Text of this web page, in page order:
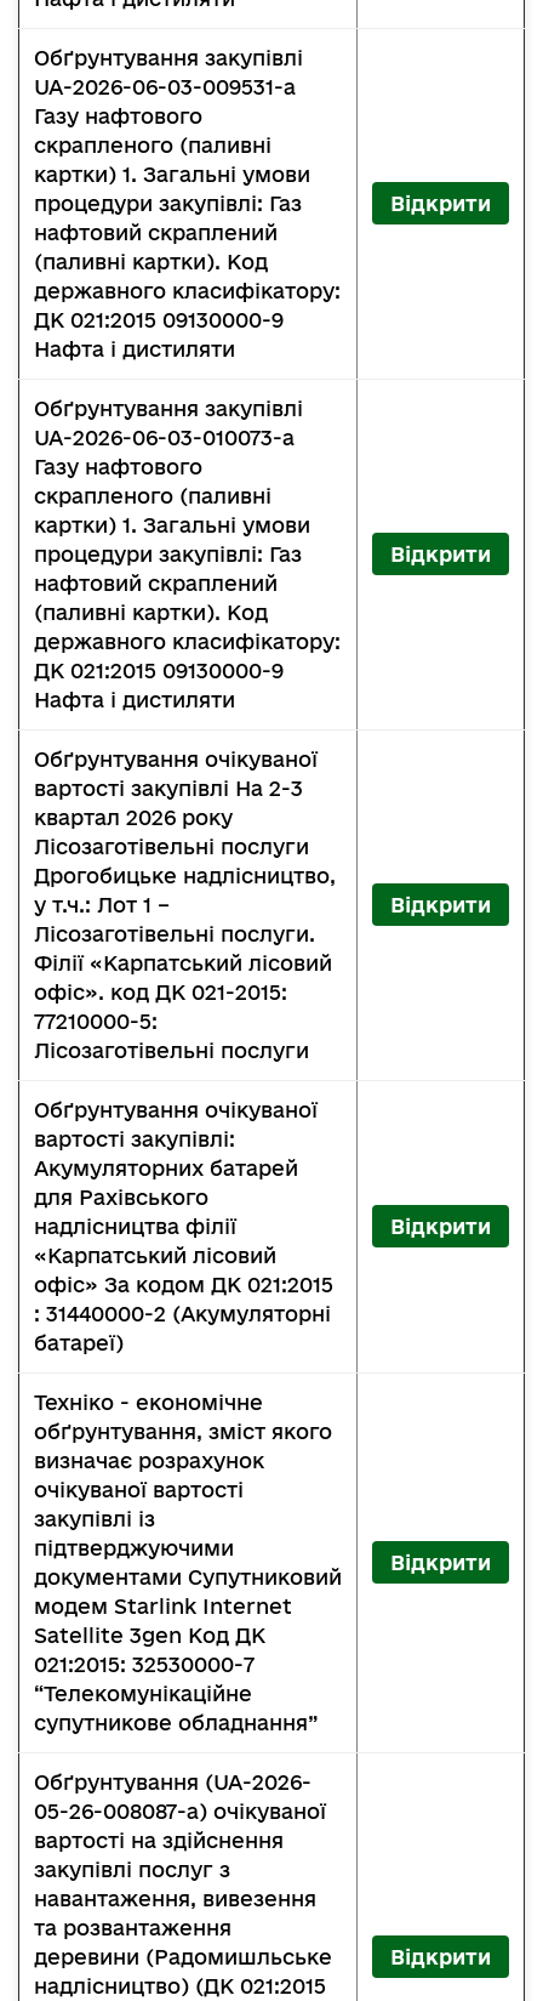
Обґрунтування закупівлі
UA-2026-06-03-009531-a
Газу нафтового
скрапленого (паливні
картки) 1. Загальні умови
процедури закупівлі: Газ
нафтовий скраплений
(паливні картки). Код
державного класифікатору:
ДК 021:2015 09130000-9
Нафта і дистиляти
Відкрити
Обґрунтування закупівлі
UA-2026-06-03-010073-a
Газу нафтового
скрапленого (паливні
картки) 1. Загальні умови
процедури закупівлі: Газ
нафтовий скраплений
(паливні картки). Код
державного класифікатору:
ДК 021:2015 09130000-9
Нафта і дистиляти
Відкрити
Обґрунтування очікуваної
вартості закупівлі На 2-3
квартал 2026 року
Лісозаготівельні послуги
Дрогобицьке надлісництво,
у т.ч.: Лот 1 –
Лісозаготівельні послуги.
Філії «Карпатський лісовий
офіс». код ДК 021-2015:
77210000-5:
Лісозаготівельні послуги
Відкрити
Обґрунтування очікуваної
вартості закупівлі:
Акумуляторних батарей
для Рахівського
надлісництва філії
«Карпатський лісовий
офіс» За кодом ДК 021:2015
: 31440000-2 (Акумуляторні
батареї)
Відкрити
Техніко - економічне
обґрунтування, зміст якого
визначає розрахунок
очікуваної вартості
закупівлі із
підтверджуючими
документами Супутниковий
модем Starlink Internet
Satellite 3gen Код ДК
021:2015: 32530000-7
“Телекомунікаційне
супутникове обладнання”
Відкрити
Обґрунтування (UA-2026-
05-26-008087-a) очікуваної
вартості на здійснення
закупівлі послуг з
навантаження, вивезення
та розвантаження
деревини (Радомишльське
надлісництво) (ДК 021:2015
Відкрити